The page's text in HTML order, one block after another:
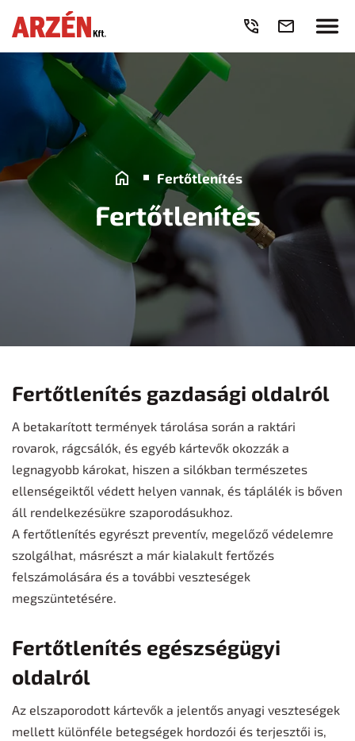
Fertőtlenítés
Fertőtlenítés
Fertőtlenítés gazdasági oldalról
A betakarított termények tárolása során a raktári
rovarok, rágcsálók, és egyéb kártevők okozzák a
legnagyobb károkat, hiszen a silókban természetes
ellenségeiktől védett helyen vannak, és táplálék is bőven
áll rendelkezésükre szaporodásukhoz.
A fertőtlenítés egyrészt preventív, megelőző védelemre
szolgálhat, másrészt a már kialakult fertőzés
felszámolására és a további veszteségek
megszüntetésére.
Fertőtlenítés egészségügyi
oldalról
Az elszaporodott kártevők a jelentős anyagi veszteségek
mellett különféle betegségek hordozói és terjesztői is,